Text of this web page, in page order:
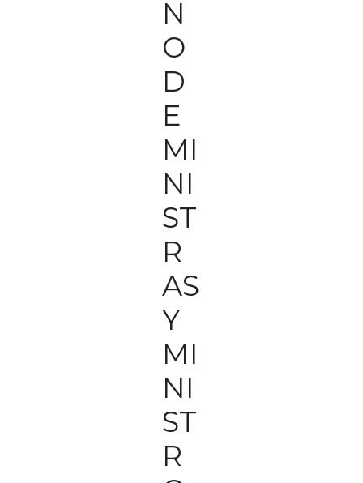
N
O
D
E
MI
NI
ST
R
AS
Y
MI
NI
ST
R